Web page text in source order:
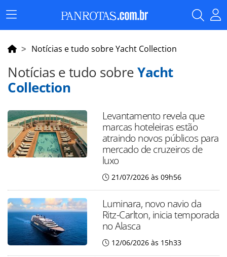
Menu
Principal
Notícias e tudo sobre Yacht Collection
Notícias e tudo sobreYacht
Collection
Levantamento revela que
marcas hoteleiras estão
atraindo novos públicos para
mercado de cruzeiros de
luxo
21/07/2026 às 09h56
Luminara, novo navio da
Ritz-Carlton, inicia temporada
no Alasca
12/06/2026 às 15h33